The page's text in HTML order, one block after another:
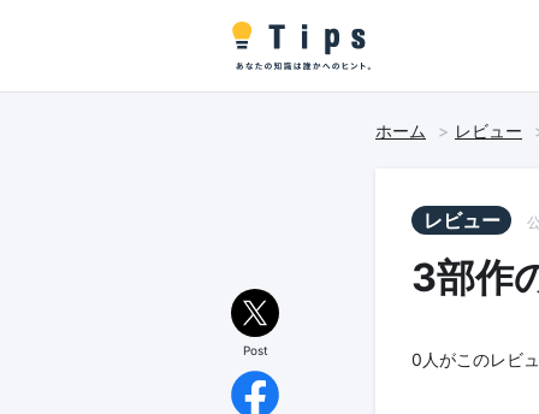
ホーム レビュー
レビュー
3部作
0 人がこのレビ
Post